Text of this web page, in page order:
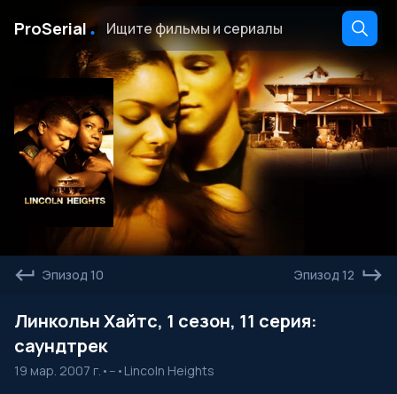
ProSerial․
Эпизод 10 Эпизод 12
Линкольн Хайтс, 1 сезон, 11 серия:
саундтрек
19 мар. 2007 г. • -- • Lincoln Heights